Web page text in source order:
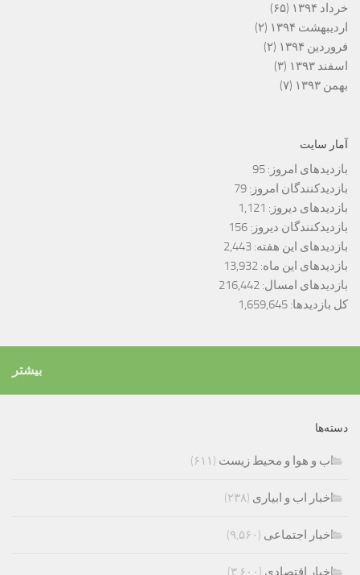
خرداد ۱۳۹۴
(۶۵)
اردیبهشت ۱۳۹۴
(۲)
فروردین ۱۳۹۴
(۲)
اسفند ۱۳۹۳
(۳)
بهمن ۱۳۹۳
(۷)
آمار سایت
بازدیدهای امروز: 95
بازدیدکنندگان امروز: 79
بازدیدهای دیروز: 1,121
بازدیدکنندگان دیروز: 156
بازدیدهای این هفته: 2,443
بازدیدهای این ماه: 13,932
بازدیدهای امسال: 216,442
کل بازدیدها: 1,659,645
بیشتر
دسته‌ها
اب و هوا و محیط زیست (۶۱۱)
اخبار اب و ابیاری (۲۳۸)
اخبار اجتماعی (۹,۵۶۰)
اخبار اقتصادی (۳,۶۰۰)